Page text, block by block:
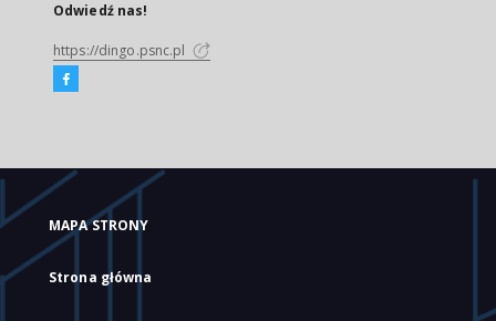
Odwiedź nas!
https://dingo.psnc.pl
MAPA STRONY
Strona główna